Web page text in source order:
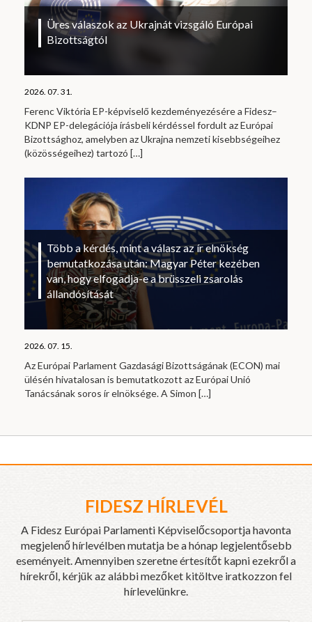
Üres válaszok az Ukrajnát vizsgáló Európai
Bizottságtól
2026. 07. 31.
Ferenc Viktória EP-képviselő kezdeményezésére a Fidesz–
KDNP EP-delegációja írásbeli kérdéssel fordult az Európai
Bizottsághoz, amelyben az Ukrajna nemzeti kisebbségeihez
(közösségeihez) tartozó […]
Több a kérdés, mint a válasz az ír elnökség
bemutatkozása után: Magyar Péter kezében
van, hogy elfogadja-e a brüsszeli zsarolás
állandósítását
2026. 07. 15.
Az Európai Parlament Gazdasági Bizottságának (ECON) mai
ülésén hivatalosan is bemutatkozott az Európai Unió
Tanácsának soros ír elnöksége. A Simon […]
FIDESZ HÍRLEVÉL
A Fidesz Európai Parlamenti Képviselőcsoportja havonta
megjelenő hírlevélben mutatja be a hónap legjelentősebb
eseményeit. Amennyiben szeretne értesítőt kapni ezekről a
hírekről, kérjük az alábbi mezőket kitöltve iratkozzon fel
hírlevelünkre.